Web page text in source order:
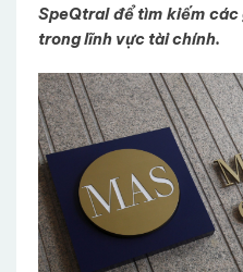
SpeQtral để tìm kiếm
trong lĩnh vực tài chính.